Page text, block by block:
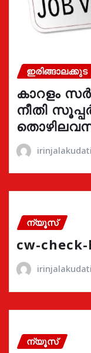
ഇരിങ്ങാലക്കുട
കാറളം
നീതി
ന്യൂസ്
cw-
ന്യൂസ്